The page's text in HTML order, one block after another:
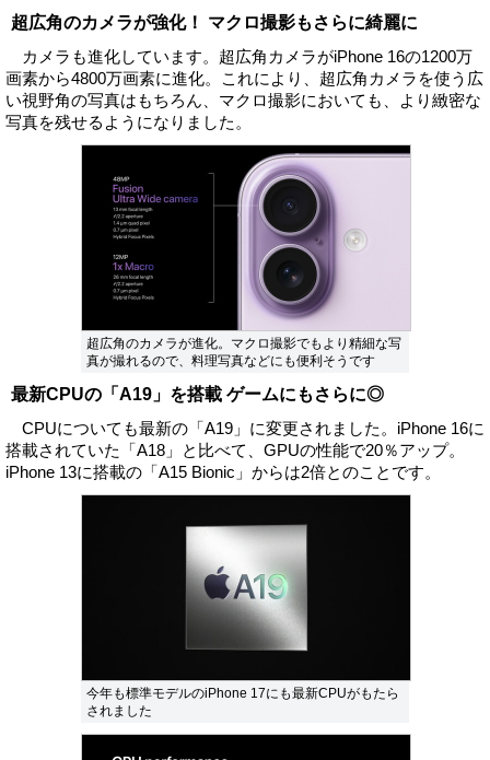
超広角のカメラが強化！ マクロ撮影もさらに綺麗に
カメラも進化しています。超広角カメラがiPhone 16の1200万
画素から4800万画素に進化。これにより、超広角カメラを使う広
い視野角の写真はもちろん、マクロ撮影においても、より緻密な
写真を残せるようになりました。
超広角のカメラが進化。マクロ撮影でもより精細な写
真が撮れるので、料理写真などにも便利そうです
最新CPUの「A19」を搭載 ゲームにもさらに◎
CPUについても最新の「A19」に変更されました。iPhone 16に
搭載されていた「A18」と比べて、GPUの性能で20％アップ。
iPhone 13に搭載の「A15 Bionic」からは2倍とのことです。
今年も標準モデルのiPhone 17にも最新CPUがもたら
されました